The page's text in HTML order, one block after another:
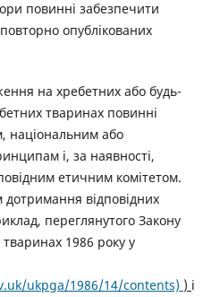
повинні забезпечити
опублікованих
на хребетних або будь-
тваринах повинні
національним або
і, за наявності,
етичним комітетом.
відповідних
переглянутого Закону
1986 року у
ukpga/1986/14/contents) ) і